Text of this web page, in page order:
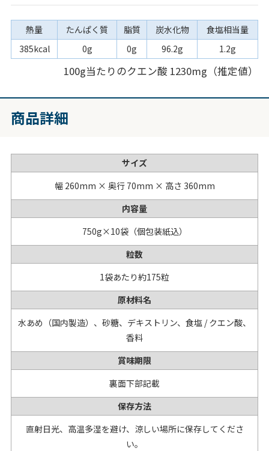
熱量 たんぱく質 脂質 炭水化物
食塩相当量
385kcal
0g 0g 96.2g 1.2g
100g当たりのクエン酸 1230mg（推定値）
商品詳細
サイズ
幅 260mm × 奥行 70mm × 高さ 360mm
内容量
750g×10袋（個包装紙込）
粒数
1袋あたり約175粒
原材料名
水あめ（国内製造）、砂糖、デキストリン、食塩 / クエン酸、
香料
賞味期限
裏面下部記載
保存方法
直射日光、高温多湿を避け、涼しい場所に保存してくださ
い。